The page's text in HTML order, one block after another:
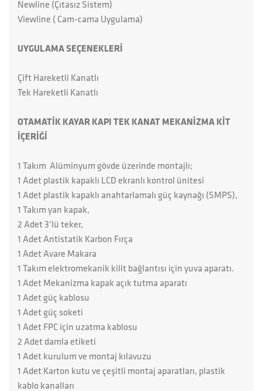
Newline (Çıtasız Sistem)
Viewline ( Cam-cama Uygulama)
UYGULAMA SEÇENEKLERİ
Çift Hareketli Kanatlı
Tek Hareketli Kanatlı
OTAMATİK KAYAR KAPI TEK KANAT MEKANİZMA KİT
İÇERİĞİ
1 Takım Alüminyum gövde üzerinde montajlı;
1 Adet plastik kapaklı LCD ekranlı kontrol ünitesi
1 Adet plastik kapaklı anahtarlamalı güç kaynağı (SMPS),
1 Takım yan kapak,
2 Adet 3’lü teker,
1 Adet Antistatik Karbon Fırça
1 Adet Avare Makara
1 Takım elektromekanik kilit bağlantısı için yuva aparatı.
1 Adet Mekanizma kapak açık tutma aparatı
1 Adet güç kablosu
1 Adet güç soketi
1 Adet FPC için uzatma kablosu
2 Adet damla etiketi
1 Adet kurulum ve montaj kılavuzu
1 Adet Karton kutu ve çeşitli montaj aparatları, plastik
kablo kanalları